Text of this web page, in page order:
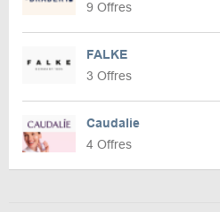
9 Offres
FALKE
3 Offres
Caudalie
4 Offres